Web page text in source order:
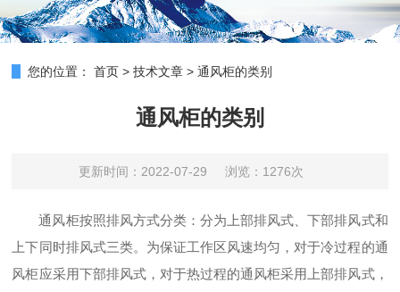
您的位置： 首页 >技术文章 >通风柜的类别
通风柜的类别
更新时间：2022-07-29 浏览：1276次
通风柜按照排风方式分类：分为上部排风式、下部排风式和
上下同时排风式三类。为保证工作区风速均匀，对于冷过程的通
风柜应采用下部排风式，对于热过程的通风柜采用上部排风式，